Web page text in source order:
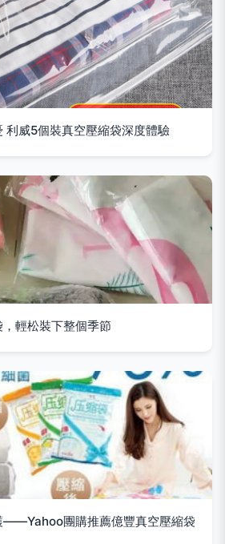
利威5個裝真空壓縮袋深度體驗
輕松裝下整個季節
——Yahoo團購推薦億豐真空壓縮袋